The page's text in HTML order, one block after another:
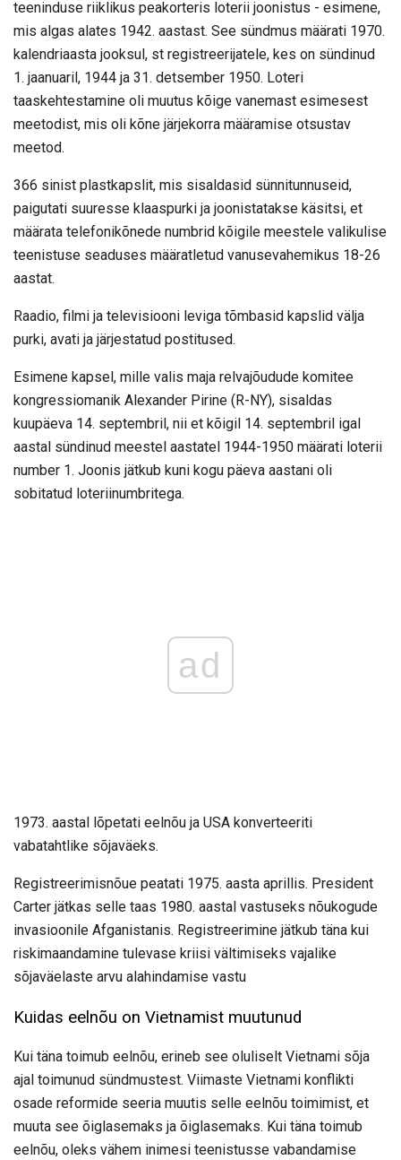
teeninduse riiklikus peakorteris loterii joonistus - esimene,
mis algas alates 1942. aastast. See sündmus määrati 1970.
kalendriaasta jooksul, st registreerijatele, kes on sündinud
1. jaanuaril, 1944 ja 31. detsember 1950. Loteri
taaskehtestamine oli muutus kõige vanemast esimesest
meetodist, mis oli kõne järjekorra määramise otsustav
meetod.
366 sinist plastkapslit, mis sisaldasid sünnitunnuseid,
paigutati suuresse klaaspurki ja joonistatakse käsitsi, et
määrata telefonikõnede numbrid kõigile meestele valikulise
teenistuse seaduses määratletud vanusevahemikus 18-26
aastat.
Raadio, filmi ja televisiooni leviga tõmbasid kapslid välja
purki, avati ja järjestatud postitused.
Esimene kapsel, mille valis maja relvajõudude komitee
kongressiomanik Alexander Pirine (R-NY), sisaldas
kuupäeva 14. septembril, nii et kõigil 14. septembril igal
aastal sündinud meestel aastatel 1944-1950 määrati loterii
number 1. Joonis jätkub kuni kogu päeva aastani oli
sobitatud loteriinumbritega.
ad
1973. aastal lõpetati eelnõu ja USA konverteeriti
vabatahtlike sõjaväeks.
Registreerimisnõue peatati 1975. aasta aprillis. President
Carter jätkas selle taas 1980. aastal vastuseks nõukogude
invasioonile Afganistanis. Registreerimine jätkub täna kui
riskimaandamine tulevase kriisi vältimiseks vajalike
sõjaväelaste arvu alahindamise vastu
Kuidas eelnõu on Vietnamist muutunud
Kui täna toimub eelnõu, erineb see oluliselt Vietnami sõja
ajal toimunud sündmustest. Viimaste Vietnami konflikti
osade reformide seeria muutis selle eelnõu toimimist, et
muuta see õiglasemaks ja õiglasemaks. Kui täna toimub
eelnõu, oleks vähem inimesi teenistusse vabandamise